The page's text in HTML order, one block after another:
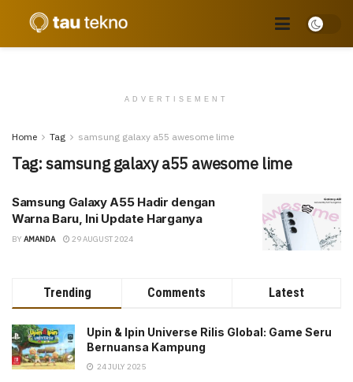
ADVERTISEMENT
Home Tag samsung galaxy a55 awesome lime
Tag:samsung galaxy a55 awesome lime
Samsung Galaxy A55 Hadir dengan
Warna Baru, Ini Update Harganya
BY AMANDA 29 AUGUST 2024
Trending Comments Latest
Upin & Ipin Universe Rilis Global: Game Seru
Bernuansa Kampung
24 JULY 2025